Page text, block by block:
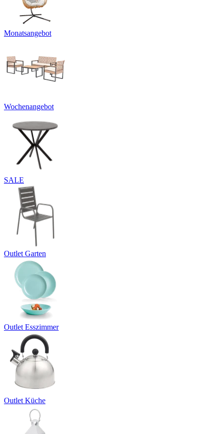
Monatsangebot
Wochenangebot
SALE
Outlet Garten
Outlet Esszimmer
Outlet Küche